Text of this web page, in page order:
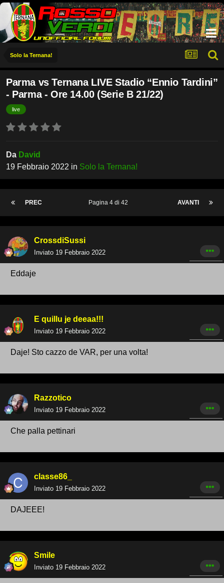
Solo la Ternana!
Parma vs Ternana LIVE Stadio “Ennio Tardini”
- Parma - Ore 14.00 (Serie B 21/22)
live
Da David
19 Febbraio 2022 in Solo la Ternana!
PREC AVANTI
Pagina 4 di 42
CrossdiSussi
Inviato 19 Febbraio 2022
Eddaje
E quillu je deeaa!!!
Inviato 19 Febbraio 2022
Daje! Sto cazzo de VAR, per una volta!
Razzotico
Inviato 19 Febbraio 2022
Che palla pettinari
classe86_
Inviato 19 Febbraio 2022
DAJEEE!
Smile
Inviato 19 Febbraio 2022